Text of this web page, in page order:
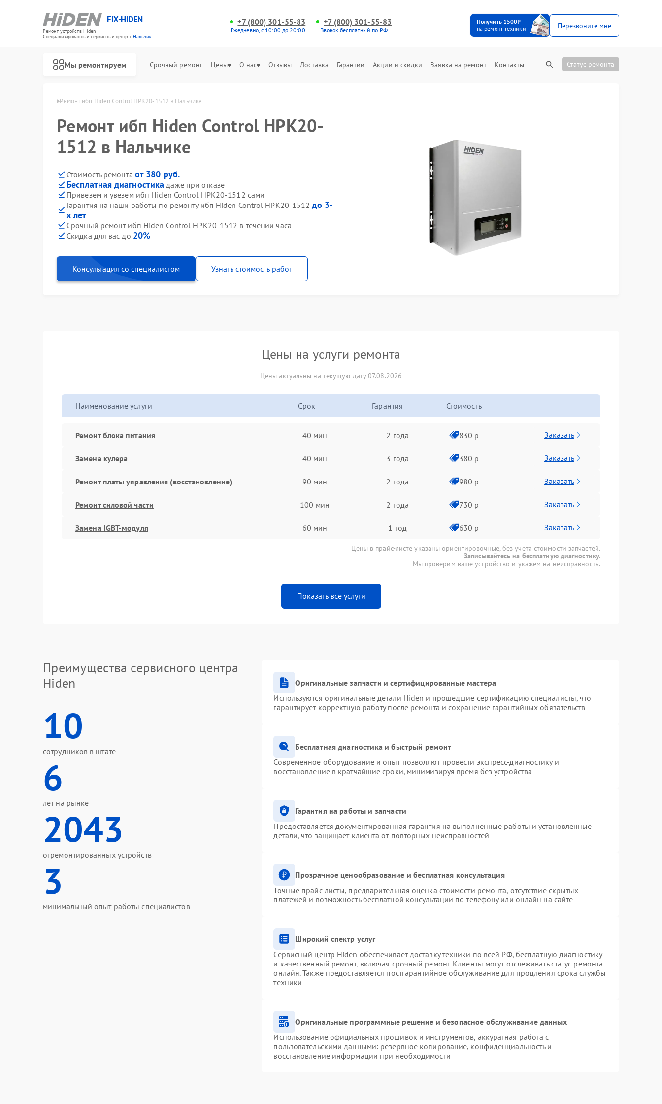
FIX-HIDEN
Ремонт устройств Hiden
Специализированный cервисный центр г.Нальчик
+7 (800) 301-55-83
Ежедневно, с 10:00 до 20:00
+7 (800) 301-55-83
Звонок бесплатный по РФ
Получить 1500₽
на ремонт техники
Перезвоните мне
Мы ремонтируем Срочный ремонт Цены О нас Отзывы Доставка Гарантии Акции и скидки Заявка на ремонт Контакты Статус ремонта
Hiden в Нальчике Ремонт ибп Hiden Control HPK20-1512 в Нальчике
Ремонт ибп Hiden Control HPK20-
1512 в Нальчике
Стоимость ремонта от 380 руб.
Бесплатная диагностика даже при отказе
Привезем и увезем ибп Hiden Control HPK20-1512 сами
Гарантия на наши работы по ремонту ибп Hiden Control HPK20-1512до 3-
х лет
Срочный ремонт ибп Hiden Control HPK20-1512 в течении часа
Скидка для вас до 20%
Консультация со специалистом Узнать стоимость работ
Цены на услуги ремонта
Цены актуальны на текущую дату 07.08.2026
Наименование услуги Срок Гарантия Стоимость
Ремонт блока питания 40 мин 2 года 830 р Заказать
Замена кулера 40 мин 3 года 380 р Заказать
Ремонт платы управления (восстановление) 90 мин 2 года 980 р Заказать
Ремонт силовой части 100 мин 2 года 730 р Заказать
Замена IGBT-модуля 60 мин 1 год 630 р Заказать
Цены в прайс-листе указаны ориентировочные, без учета стоимости запчастей.
Записывайтесь на бесплатную диагностику.
Мы проверим ваше устройство и укажем на неисправность.
Показать все услуги
Преимущества сервисного центра
Hiden
10
сотрудников в штате
6
лет на рынке
2043
отремонтированных устройств
3
минимальный опыт работы специалистов
Оригинальные запчасти и сертифицированные мастера
Используются оригинальные детали Hiden и прошедшие сертификацию специалисты, что
гарантирует корректную работу после ремонта и сохранение гарантийных обязательств
Бесплатная диагностика и быстрый ремонт
Современное оборудование и опыт позволяют провести экспресс-диагностику и
восстановление в кратчайшие сроки, минимизируя время без устройства
Гарантия на работы и запчасти
Предоставляется документированная гарантия на выполненные работы и установленные
детали, что защищает клиента от повторных неисправностей
Прозрачное ценообразование и бесплатная консультация
Точные прайс-листы, предварительная оценка стоимости ремонта, отсутствие скрытых
платежей и возможность бесплатной консультации по телефону или онлайн на сайте
Широкий спектр услуг
Сервисный центр Hiden обеспечивает доставку техники по всей РФ, бесплатную диагностику
и качественный ремонт, включая срочный ремонт. Клиенты могут отслеживать статус ремонта
онлайн. Также предоставляется постгарантийное обслуживание для продления срока службы
техники
Оригинальные программные решение и безопасное обслуживание данных
Использование официальных прошивок и инструментов, аккуратная работа с
пользовательскими данными: резервное копирование, конфиденциальность и
восстановление информации при необходимости